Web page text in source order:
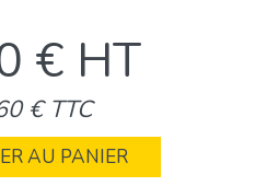
€ HT
€ TTC
AU PANIER